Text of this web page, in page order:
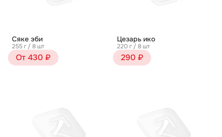
Сяке эби
255 г / 8 шт
От 430 ₽
Цезарь ико
220 г / 8 шт
290 ₽